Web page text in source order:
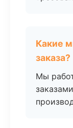
Какие
заказа?
Мы